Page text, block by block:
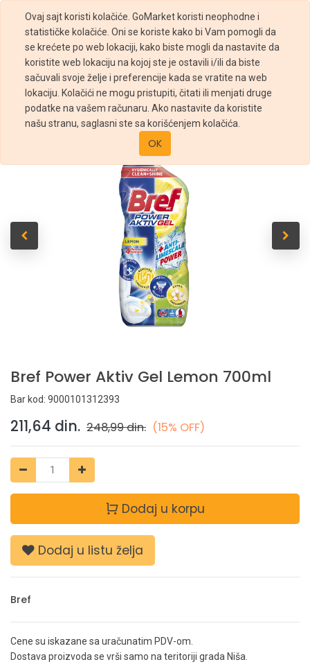
Ovaj sajt koristi kolačiće. GoMarket koristi neophodne i
statističke kolačiće. Oni se koriste kako bi Vam pomogli da
se krećete po web lokaciji, kako biste mogli da nastavite da
koristite web lokaciju na kojoj ste je ostavili i/ili da biste
sačuvali svoje želje i preferencije kada se vratite na web
lokaciju. Kolačići ne mogu pristupiti, čitati ili menjati druge
podatke na vašem računaru. Ako nastavite da koristite
našu stranu, saglasni ste sa korišćenjem kolačića.
OK
Prodavnica Bref Power Aktiv Gel Lemon 700ml
Bref Power Aktiv Gel Lemon 700ml
Bar kod: 9000101312393
211,64 din. 248,99din. (15% OFF)
Dodaj u korpu
Dodaj u listu želja
Bref
Cene su iskazane sa uračunatim PDV-om.
Dostava proizvoda se vrši samo na teritoriji grada Niša.